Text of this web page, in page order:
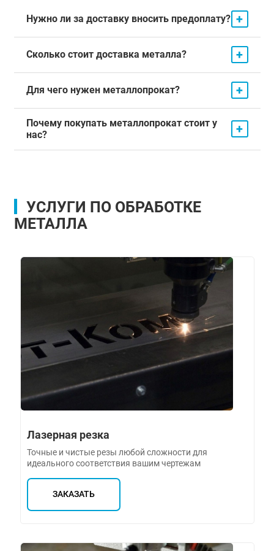
Нужно ли за доставку вносить предоплату? +
Сколько стоит доставка металла? +
Для чего нужен металлопрокат? +
Почему покупать металлопрокат стоит у
нас?
+
УСЛУГИ ПО ОБРАБОТКЕ
МЕТАЛЛА
Лазерная резка
Точные и чистые резы любой сложности для
идеального соответствия вашим чертежам
ЗАКАЗАТЬ